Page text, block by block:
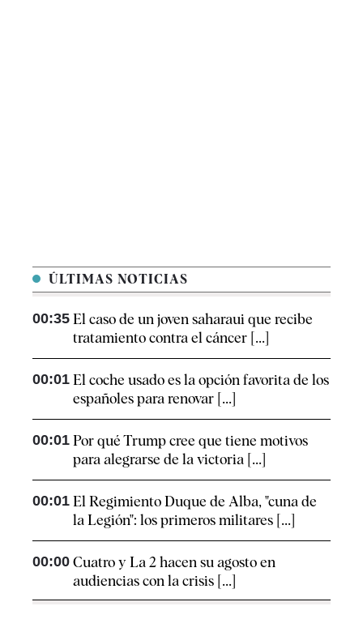
ÚLTIMAS NOTICIAS
00:35 El caso de un joven saharaui que recibe
tratamiento contra el cáncer [...]
00:01 El coche usado es la opción favorita de los
españoles para renovar [...]
00:01 Por qué Trump cree que tiene motivos
para alegrarse de la victoria [...]
00:01 El Regimiento Duque de Alba, "cuna de
la Legión": los primeros militares [...]
00:00 Cuatro y La 2 hacen su agosto en
audiencias con la crisis [...]